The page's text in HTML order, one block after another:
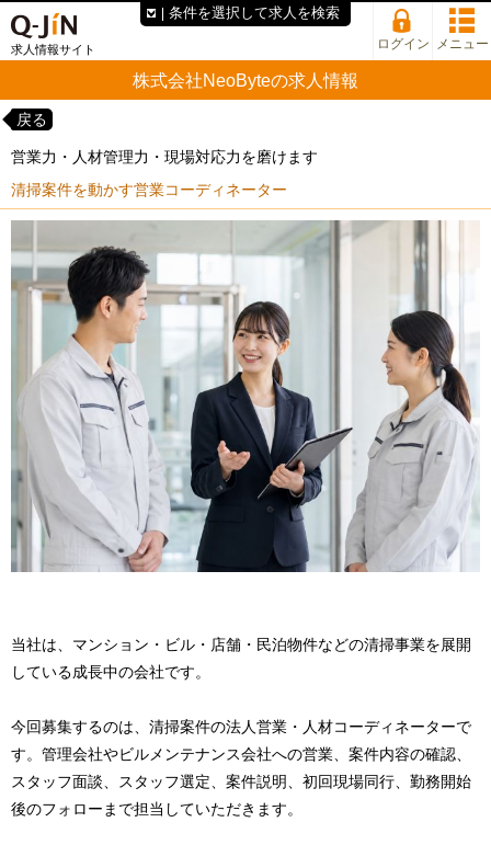
求人情報サイト ログイン メニュー
株式会社NeoByteの求人情報
戻る
営業力・人材管理力・現場対応力を磨けます
清掃案件を動かす営業コーディネーター
当社は、マンション・ビル・店舗・民泊物件などの清掃事業を展開
している成長中の会社です。
今回募集するのは、清掃案件の法人営業・人材コーディネーターで
す。管理会社やビルメンテナンス会社への営業、案件内容の確認、
スタッフ面談、スタッフ選定、案件説明、初回現場同行、勤務開始
後のフォローまで担当していただきます。
条件を選択して求人を検索